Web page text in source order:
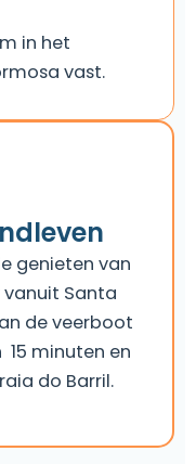
in het
vast.
genieten van
Santa
de veerboot
15 minuten en
do Barril.